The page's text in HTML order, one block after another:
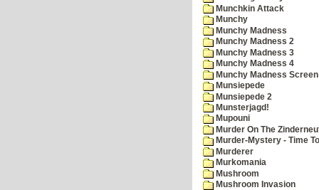
Munchkin Attack
Munchy
Munchy Madness
Munchy Madness 2
Munchy Madness 3
Munchy Madness 4
Munchy Madness
Munsiepede
Munsiepede 2
Munsterjagd!
Mupouni
Murder On The
Murder-Mystery - Time
Murderer
Murkomania
Mushroom
Mushroom Invasion